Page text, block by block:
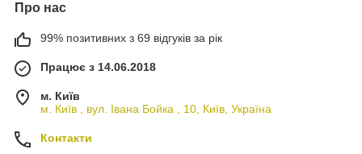
Про нас
99% позитивних з 69 відгуків за рік
Працює з 14.06.2018
м. Київ
м. Київ , вул. Івана Бойка , 10, Київ, Україна
Контакти